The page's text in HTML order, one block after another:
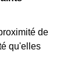
de
qu'elles